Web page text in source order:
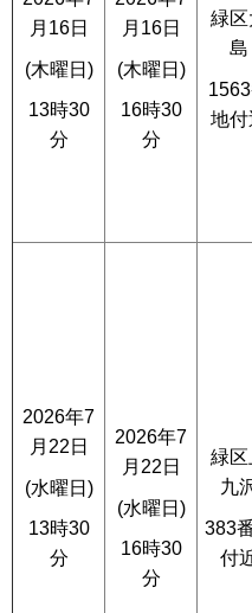
月16日
(木曜日)
13時30
分
月16日
(木曜日)
16時30
分
緑区
島
地付
2026年7
月22日
(水曜日)
13時30
分
2026年7
月22日
(水曜日)
16時30
分
緑区
九
383
付